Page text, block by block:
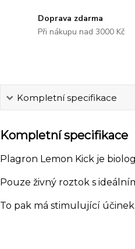
Doprava zdarma
Při nákupu nad 3000 Kč
Kompletní specifikace
Kompletní specifikace
Plagron Lemon Kick je
Pouze živný roztok s
To pak má stimulující